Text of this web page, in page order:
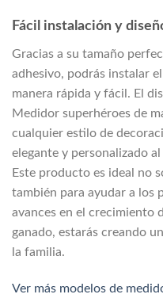
Fácil instalación y
Gracias a su tamaño
adhesivo, podrás instalar
manera rápida y fácil. El
Medidor superhéroes de
cualquier estilo de
elegante y personalizado al
Este producto es ideal no
también para ayudar a los
avances en el crecimiento
ganado, estarás creando
la familia.
Ver más modelos de